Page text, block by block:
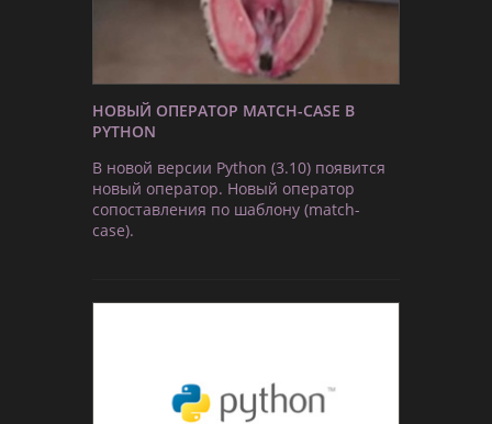
НОВЫЙ ОПЕРАТОР MATCH-CASE В
PYTHON
В новой версии Python (3.10) появится
новый оператор. Новый оператор
сопоставления по шаблону (match-
case).